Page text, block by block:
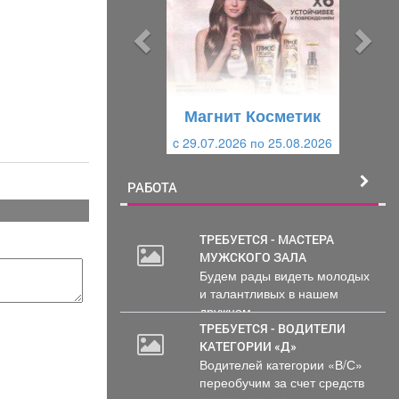
Магнит Косметик
c 29.07.2026 по 25.08.2026
РАБОТА
ТРЕБУЕТСЯ - МАСТЕРА
МУЖСКОГО ЗАЛА
Будем рады видеть молодых
и талантливых в нашем
дружном...
ТРЕБУЕТСЯ - ВОДИТЕЛИ
КАТЕГОРИИ «Д»
Водителей категории «В/С»
переобучим за счет средств